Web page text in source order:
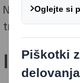
Naše delo s
tri temeljne